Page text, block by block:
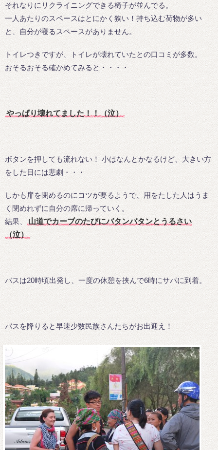
それなりにリクライニングできる椅子が並んでる。
一人あたりのスペースはとにかく狭い！持ち込む荷物が多い
と、自分が寝るスペースがありません。
トイレつきですが、トイレが壊れていたとの口コミが多数。
おそるおそる確かめてみると・・・・
やっぱり壊れてました！！（泣）
ボタンを押しても流れない！ 小はなんとかなるけど、大きい方
をした日には悲劇・・・
しかも扉を閉めるのにコツが要るようで、用をたした人はうま
く閉めれずに自分の席に帰っていく。
結果、
山道でカーブのたびにバタンバタンとうるさい
（泣）
バスは20時頃出発し、一度の休憩を挟んで6時にサパに到着。
バスを降りると早速少数民族さんたちがお出迎え！